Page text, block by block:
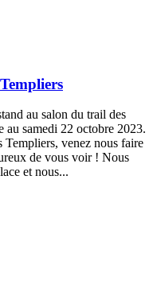
au salon du trail des
samedi 22 octobre 2023.
Templiers, venez nous faire
de vous voir ! Nous
et nous...